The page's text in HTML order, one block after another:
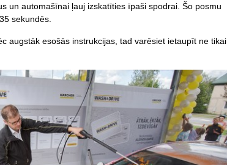
un automašīnai ļauj izskatīties īpaši spodrai. Šo posmu
sekundēs.
augstāk esošās instrukcijas, tad varēsiet ietaupīt ne tikai